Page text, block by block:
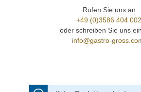
Rufen Sie uns an
+49 (0)3586 404 002
oder schreiben Sie uns
info@gastro-